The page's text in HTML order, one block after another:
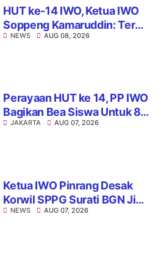
HUT ke-14 IWO, Ketua IWO
Soppeng Kamaruddin: Terus
Jaga Integritas dan Nama
NEWS AUG 08, 2026
Perayaan HUT ke 14, PP IWO
Bagikan Bea Siswa Untuk 8
Siswa SD Muhammadiyah
JAKARTA AUG 07, 2026
Ketua IWO Pinrang Desak
Korwil SPPG Surati BGN Jika
Ditemukan Dapur MBG Tak
NEWS AUG 07, 2026